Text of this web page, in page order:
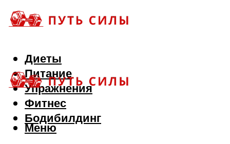
Диеты
Питание
Упражнения
Фитнес
Бодибилдинг
Меню